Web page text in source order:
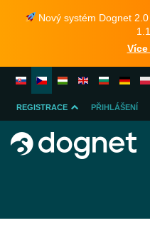
Nový systém Dognet
REGISTRACE
INZERENTA
PŘIHLÁŠENÍ